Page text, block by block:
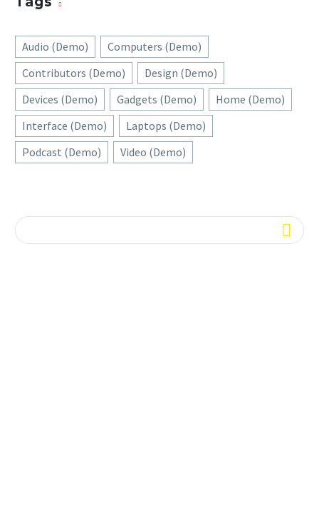
Audio (Demo)
Computers (Demo)
Contributors (Demo)
Design (Demo)
Devices (Demo)
Gadgets (Demo)
Home (Demo)
Interface (Demo)
Laptops (Demo)
Podcast (Demo)
Video (Demo)